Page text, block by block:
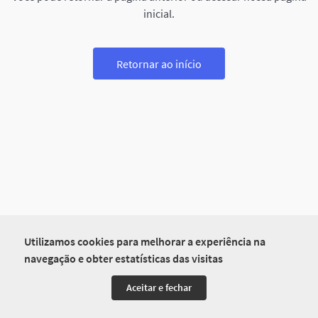
Utilizamos cookies para melhorar a experiência na
navegação e obter estatísticas das visitas
Aceitar e fechar
inicial.
Retornar ao início